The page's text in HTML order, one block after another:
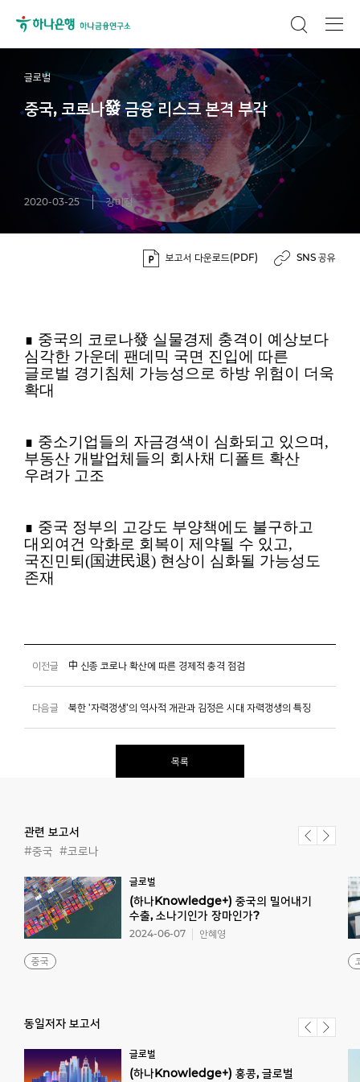
글로벌
중국, 코로나發 금융 리스크 본격 부각
2020-03-25 강미정
보고서 다운로드(PDF) SNS 공유
∎ 중국의 코로나發 실물경제 충격이 예상보다
심각한 가운데 팬데믹 국면 진입에 따른
글로벌 경기침체 가능성으로 하방 위험이 더욱
확대
∎ 중소기업들의 자금경색이 심화되고 있으며,
부동산 개발업체들의 회사채 디폴트 확산
우려가 고조
∎ 중국 정부의 고강도 부양책에도 불구하고
대외여건 악화로 회복이 제약될 수 있고,
국진민퇴(国进民退) 현상이 심화될 가능성도
존재
이전글 中 신종 코로나 확산에 따른 경제적 충격 점검
다음글 북한 '자력갱생'의 역사적 개관과 김정은 시대 자력갱생의 특징
목록
관련 보고서
#중국 #코로나
글로벌
(하나Knowledge+) 중국의 밀어내기
수출, 소나기인가 장마인가?
중국
2024-06-07 안혜영
동일저자 보고서
글로벌
(하나Knowledge+) 홍콩, 글로벌